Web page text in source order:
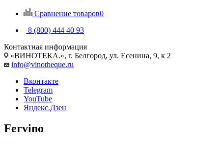
Сравнение товаров0
8 (800) 444 40 93
Контактная информация
«ВИНОТЕКА.», г. Белгород, ул. Есенина, 9, к 2
info@vinotheque.ru
Вконтакте
Telegram
YouTube
Яндекс.Дзен
Fervino